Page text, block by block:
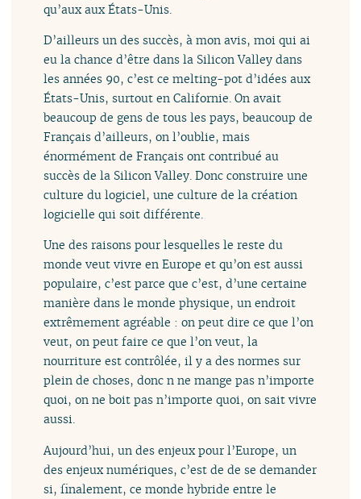
qu’aux aux États-Unis.
D’ailleurs un des succès, à mon avis, moi qui ai
eu la chance d’être dans la Silicon Valley dans
les années 90, c’est ce melting-pot d’idées aux
États-Unis, surtout en Californie. On avait
beaucoup de gens de tous les pays, beaucoup de
Français d’ailleurs, on l’oublie, mais
énormément de Français ont contribué au
succès de la Silicon Valley. Donc construire une
culture du logiciel, une culture de la création
logicielle qui soit différente.
Une des raisons pour lesquelles le reste du
monde veut vivre en Europe et qu’on est aussi
populaire, c’est parce que c’est, d’une certaine
manière dans le monde physique, un endroit
extrêmement agréable : on peut dire ce que l’on
veut, on peut faire ce que l’on veut, la
nourriture est contrôlée, il y a des normes sur
plein de choses, donc n ne mange pas n’importe
quoi, on ne boit pas n’importe quoi, on sait vivre
aussi.
Aujourd’hui, un des enjeux pour l’Europe, un
des enjeux numériques, c’est de de se demander
si, finalement, ce monde hybride entre le